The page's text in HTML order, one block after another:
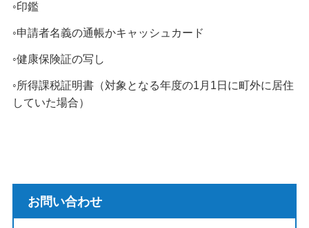
◦印鑑
◦申請者名義の通帳かキャッシュカード
◦健康保険証の写し
◦所得課税証明書（対象となる年度の1月1日に町外に居住
していた場合）
お問い合わせ